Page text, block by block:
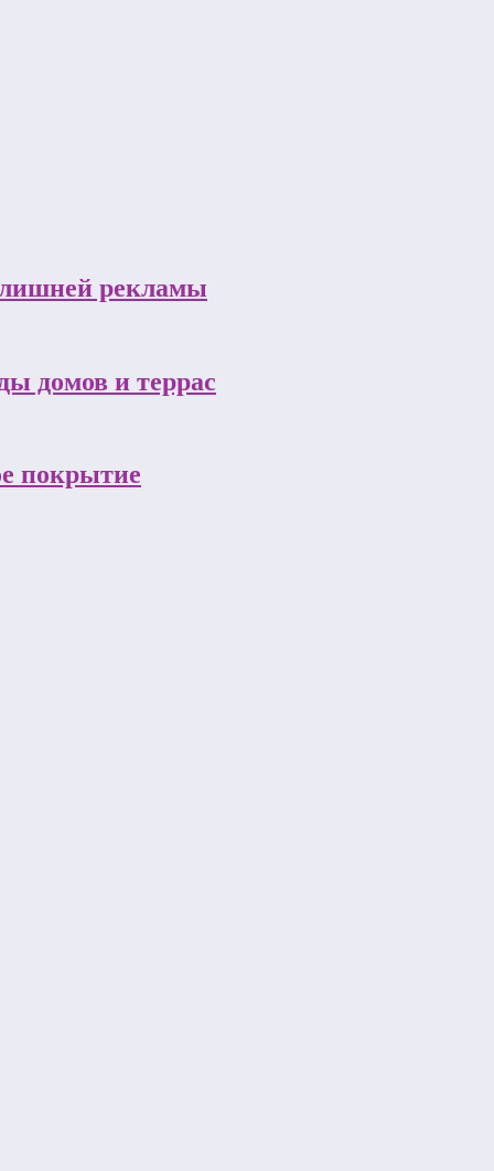
рекламы
домов и террас
покрытие